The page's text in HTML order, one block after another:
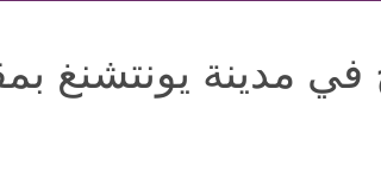
في مدينة يونتشنغ